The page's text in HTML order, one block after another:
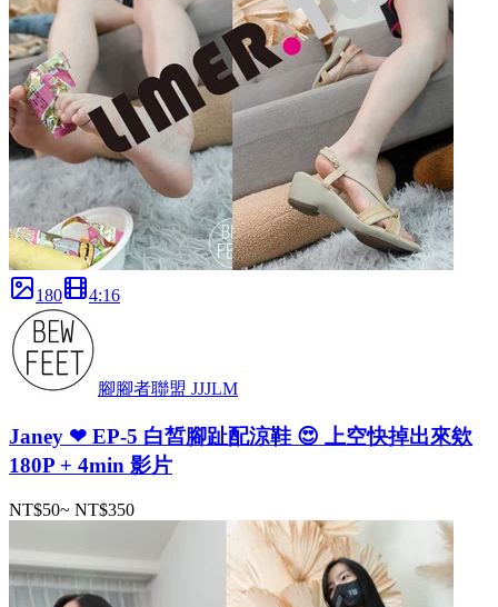
180 4:16
腳腳者聯盟 JJJLM
Janey ❤ EP-5 白皙腳趾配涼鞋 😍 上空快掉出來欸
180P + 4min 影片
NT$50~ NT$350